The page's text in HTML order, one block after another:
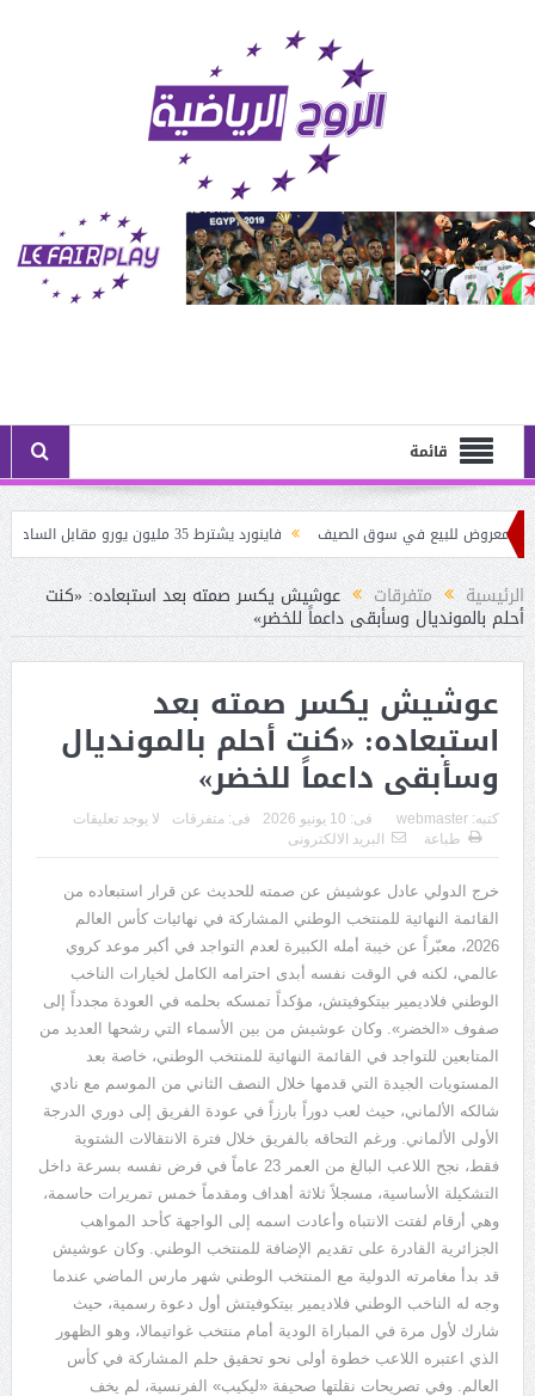
قائمة
معروض للبيع في سوق الصيف
فاينورد يشترط 35 مليون يورو مقابل الساحر الجزائري: أستون فيلا يُنــافس نيوكاسل على حــاج موسى
لخلافة بيتكوفيتش
الرئيسية متفرقات عوشيش يكسر صمته بعد استبعاده: «كنت
أحلم بالمونديال وسأبقى داعماً للخضر»
عوشيش يكسر صمته بعد
استبعاده: «كنت أحلم بالمونديال
وسأبقى داعماً للخضر»
كتبه: webmaster فى: 10 يونيو 2026 فى: متفرقات
لا يوجد تعليقات
طباعة
البريد الالكترونى
خرج الدولي عادل عوشيش عن صمته للحديث عن قرار استبعاده من
القائمة النهائية للمنتخب الوطني المشاركة في نهائيات كأس العالم
2026، معبّراً عن خيبة أمله الكبيرة لعدم التواجد في أكبر موعد كروي
عالمي، لكنه في الوقت نفسه أبدى احترامه الكامل لخيارات الناخب
الوطني فلاديمير بيتكوفيتش، مؤكداً تمسكه بحلمه في العودة مجدداً إلى
صفوف «الخضر ». وكان عوشيش من بين الأسماء التي رشحها العديد من
المتابعين للتواجد في القائمة النهائية للمنتخب الوطني، خاصة بعد
المستويات الجيدة التي قدمها خلال النصف الثاني من الموسم مع نادي
شالكه الألماني، حيث لعب دوراً بارزاً في عودة الفريق إلى دوري الدرجة
الأولى الألماني. ورغم التحاقه بالفريق خلال فترة الانتقالات الشتوية
فقط، نجح اللاعب البالغ من العمر 23 عاماً في فرض نفسه بسرعة داخل
التشكيلة الأساسية، مسجلاً ثلاثة أهداف ومقدماً خمس تمريرات حاسمة،
وهي أرقام لفتت الانتباه وأعادت اسمه إلى الواجهة كأحد المواهب
الجزائرية القادرة على تقديم الإضافة للمنتخب الوطني. وكان عوشيش
قد بدأ مغامرته الدولية مع المنتخب الوطني شهر مارس الماضي عندما
وجه له الناخب الوطني فلاديمير بيتكوفيتش أول دعوة رسمية، حيث
شارك لأول مرة في المباراة الودية أمام منتخب غواتيمالا، وهو الظهور
الذي اعتبره اللاعب خطوة أولى نحو تحقيق حلم المشاركة في كأس
العالم. وفي تصريحات نقلتها صحيفة «ليكيب»الفرنسية، لم يخف